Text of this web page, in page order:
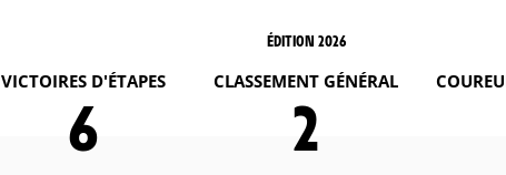
ÉDITION 2026
VICTOIRES D'ÉTAPES
6
CLASSEMENT GÉNÉRAL
2